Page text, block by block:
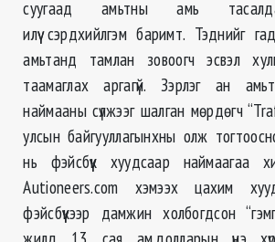
суугаад амьтны амь
илүү сэрдхийлгэм баримт. Тэднийг
амьтанд тамлан зовоогч эсвэл
таамаглах аргагүй. Зэрлэг ан
наймааны сүлжээг шалган мөрдөгч
улсын байгууллагынхны олж
нь фэйсбүүк хуудсаар наймаагаа
Autioneers.com хэмээх цахим
фэйсбүүкээр дамжин холбогдсон